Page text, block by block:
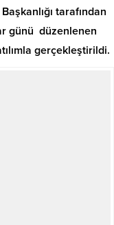
tarafından
günü düzenlenen
gerçekleştirildi.